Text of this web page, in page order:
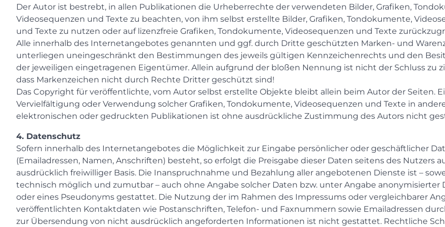
Der Autor ist bestrebt, in allen Publikationen die Urheberrechte der verwendeten Bilder, Grafiken,
Videosequenzen und Texte zu beachten, von ihm selbst erstellte Bilder, Grafiken, Tondokumente,
und Texte zu nutzen oder auf lizenzfreie Grafiken, Tondokumente, Videosequenzen und Texte
Alle innerhalb des Internetangebotes genannten und ggf. durch Dritte geschützten Marken- und
unterliegen uneingeschränkt den Bestimmungen des jeweils gültigen Kennzeichenrechts und den
der jeweiligen eingetragenen Eigentümer. Allein aufgrund der bloßen Nennung ist nicht der Schluss zu
dass Markenzeichen nicht durch Rechte Dritter geschützt sind!
Das Copyright für veröffentlichte, vom Autor selbst erstellte Objekte bleibt allein beim Autor der Seiten.
Vervielfältigung oder Verwendung solcher Grafiken, Tondokumente, Videosequenzen und Texte in
elektronischen oder gedruckten Publikationen ist ohne ausdrückliche Zustimmung des Autors nicht
4. Datenschutz
Sofern innerhalb des Internetangebotes die Möglichkeit zur Eingabe persönlicher oder geschäftlicher
(Emailadressen, Namen, Anschriften) besteht, so erfolgt die Preisgabe dieser Daten seitens des Nutzers
ausdrücklich freiwilliger Basis. Die Inanspruchnahme und Bezahlung aller angebotenen Dienste ist –
technisch möglich und zumutbar – auch ohne Angabe solcher Daten bzw. unter Angabe anonymisierter
oder eines Pseudonyms gestattet. Die Nutzung der im Rahmen des Impressums oder vergleichbarer
veröffentlichten Kontaktdaten wie Postanschriften, Telefon- und Faxnummern sowie Emailadressen
zur Übersendung von nicht ausdrücklich angeforderten Informationen ist nicht gestattet. Rechtliche